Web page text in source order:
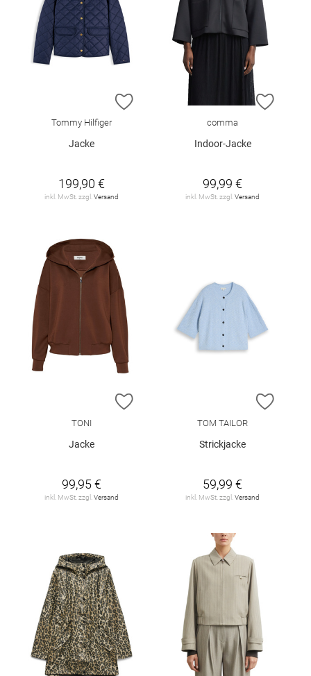
ZUR WUNSCHLISTE HINZUFÜGEN
Tommy Hilfiger
Jacke
199,90 €
inkl. MwSt. zzgl. Versand
ZUR
comma
Indoor-Jacke
99,99 €
inkl. MwSt. zzgl. Versand
ZUR WUNSCHLISTE HINZUFÜGEN
TONI
Jacke
99,95 €
inkl. MwSt. zzgl. Versand
ZUR
TOM TAILOR
Strickjacke
59,99 €
inkl. MwSt. zzgl. Versand